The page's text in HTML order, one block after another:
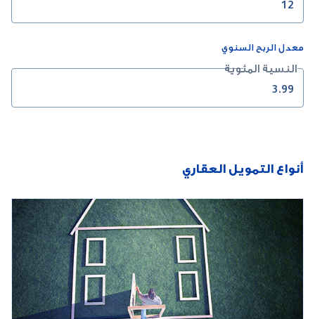
معدل الربح السنوي
النسية المئوية
أنواع التمويل العقاري